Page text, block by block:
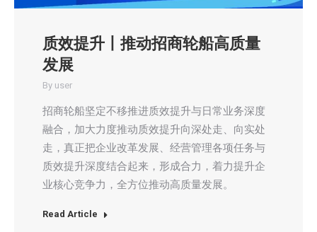
质效提升丨推动招商轮船高质量
发展
By user
招商轮船坚定不移推进质效提升与日常业务深度
融合，加大力度推动质效提升向深处走、向实处
走，真正把企业改革发展、经营管理各项任务与
质效提升深度结合起来，形成合力，着力提升企
业核心竞争力，全方位推动高质量发展。
Read Article